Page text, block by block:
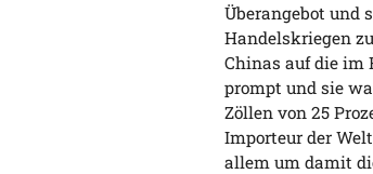
Überangebot und
Handelskriegen
Chinas auf die im
prompt und sie
Zöllen von 25
Importeur der
allem um damit